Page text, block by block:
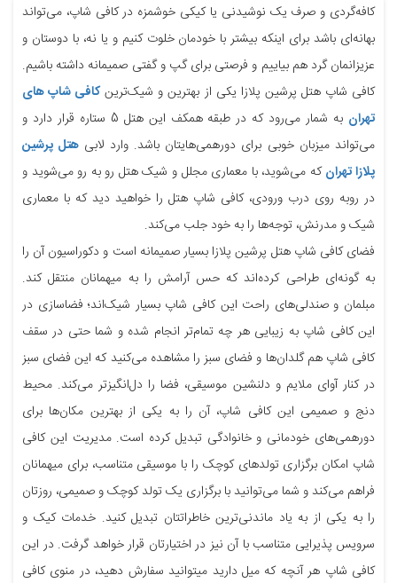
کافه‌گردی و صرف یک نوشیدنی یا کیکی خوشمزه در کافی شاپ، می‌تواند
بهانه‌ای باشد برای اینکه بیشتر با خودمان خلوت کنیم و یا نه، با دوستان و
عزیزانمان گرد هم بیاییم و فرصتی برای گپ و گفتی صمیمانه داشته باشیم.
کافی شاپ هتل پرشین پلازا یکی از بهترین و شیک‌ترینکافی شاپ های
تهران
به شمار می‌رود که در طبقه همکف این هتل 5 ستاره قرار دارد و
می‌تواند میزبان خوبی برای دورهمی‌هایتان باشد. وارد لابی هتل پرشین
پلازا تهرانکه می‌شوید، با معماری مجلل و شیک هتل رو به رو می‌شوید و
در روبه روی درب ورودی، کافی شاپ هتل را خواهید دید که با معماری
شیک و مدرنش، توجه‌ها را به خود جلب می‌کند.
فضای کافی شاپ هتل پرشین پلازا بسیار صمیمانه است و دکوراسیون آن را
به گونه‌ای طراحی کرده‌اند که حس آرامش را به میهمانان منتقل کند.
مبلمان و صندلی‌های راحت این کافی شاپ بسیار شیک‌اند؛ فضاسازی در
این کافی شاپ به زیبایی هر چه تمام‌تر انجام شده و شما حتی در سقف
کافی شاپ هم گلدان‌ها و فضای سبز را مشاهده می‌کنید که این فضای سبز
در کنار آوای ملایم و دلنشین موسیقی، فضا را دل‌انگیزتر می‌کند. محیط
دنج و صمیمی این کافی شاپ، آن را به یکی از بهترین مکان‌ها برای
دورهمی‌های خودمانی و خانوادگی تبدیل کرده است. مدیریت این کافی
شاپ امکان برگزاری تولدهای کوچک را با موسیقی متناسب، برای میهمانان
فراهم می‌کند و شما می‌توانید با برگزاری یک تولد کوچک و صمیمی، روزتان
را به یکی از به یاد ماندنی‌ترین خاطراتتان تبدیل کنید. خدمات کیک و
سرویس پذیرایی متناسب با آن نیز در اختیارتان قرار خواهد گرفت. در این
کافی شاپ هر آنچه که میل دارید میتوانید سفارش دهید، در منوی کافی